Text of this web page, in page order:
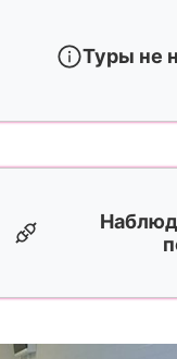
Туры не